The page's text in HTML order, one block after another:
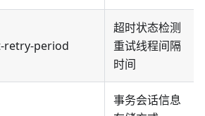
retry-period
超时状态检测
重试线程间隔
时间
事务会话信息